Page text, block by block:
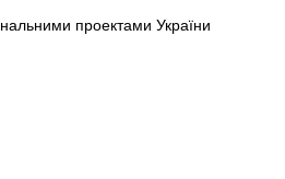
проектами України